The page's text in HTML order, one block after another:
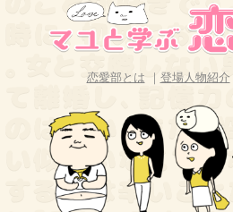
恋愛部とは 登場人物紹介